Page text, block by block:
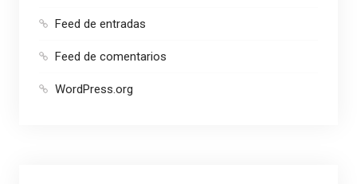
Feed de entradas
Feed de comentarios
WordPress.org